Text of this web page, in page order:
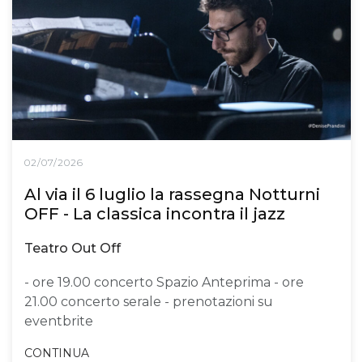
02/07/2026
Al via il 6 luglio la rassegna Notturni
OFF - La classica incontra il jazz
Teatro Out Off
- ore 19.00 concerto Spazio Anteprima - ore
21.00 concerto serale - prenotazioni su
eventbrite
CONTINUA